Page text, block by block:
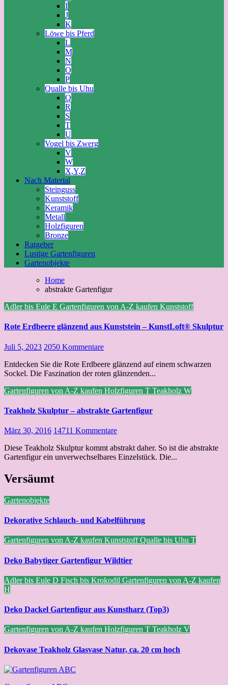
I
J
K
Löwe bis Pferd
L
M
N
O
P
Qualle bis Uhu
Q
R
S
T
U
Vogel bis Zwerg
V
W
X,Y,Z
Nach Material
Steinguss
Kunststoff
Keramik
Metall
Holzfiguren
Bronze
Ratgeber
Lustige Gartenfiguren
Gartenobjekte
Home
abstrakte Gartenfigur
Adler bis Eule E Gartenfiguren von A-Z kaufen Kunststoff
Rote Erdbeere glänzend aus Kunststein – KunstLoft® Skulptur
Juli 5, 2023 2050 Kommentare
Entdecken Sie die Rote Erdbeere glänzend auf einem schwarzen
Sockel. Die Faszination der roten glänzenden...
Gartenfiguren von A-Z kaufen Holzfiguren T Teakholz W
Teakholz Skulptur – abstrakte Gartenfigur
März 30, 2016 14711 Kommentare
Diese Teakholz Skulptur kommt abstrakt daher. So ist die abstrakte
Gartenfigur ein unverwechselbares Einzelstück. Die...
Versäumt
Gartenobjekte
Dekorative Schlauch- und Kabelführung
Gartenfiguren von A-Z kaufen KunststoffQualle bis Uhu T
Deko Babytiger Gartenfigur Wildtier
Adler bis Eule D Fisch bis Krokodil Gartenfiguren von A-Z kaufen
H
Deko Dackel Gartenfigur aus Kunstharz (Top3)
Gartenfiguren von A-Z kaufen Holzfiguren T Teakholz V
Dekovase Teakholz Glasvase Natur, ca. 20 cm hoch